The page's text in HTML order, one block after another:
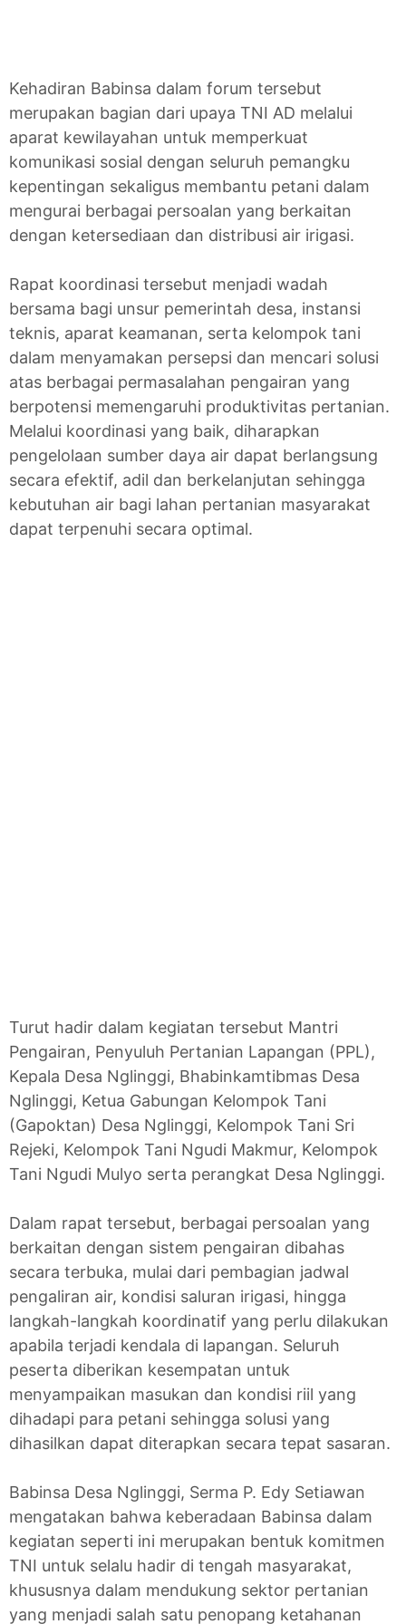
Kehadiran Babinsa dalam forum tersebut
merupakan bagian dari upaya TNI AD melalui
aparat kewilayahan untuk memperkuat
komunikasi sosial dengan seluruh pemangku
kepentingan sekaligus membantu petani dalam
mengurai berbagai persoalan yang berkaitan
dengan ketersediaan dan distribusi air irigasi.
Rapat koordinasi tersebut menjadi wadah
bersama bagi unsur pemerintah desa, instansi
teknis, aparat keamanan, serta kelompok tani
dalam menyamakan persepsi dan mencari solusi
atas berbagai permasalahan pengairan yang
berpotensi memengaruhi produktivitas pertanian.
Melalui koordinasi yang baik, diharapkan
pengelolaan sumber daya air dapat berlangsung
secara efektif, adil dan berkelanjutan sehingga
kebutuhan air bagi lahan pertanian masyarakat
dapat terpenuhi secara optimal.
Turut hadir dalam kegiatan tersebut Mantri
Pengairan, Penyuluh Pertanian Lapangan (PPL),
Kepala Desa Nglinggi, Bhabinkamtibmas Desa
Nglinggi, Ketua Gabungan Kelompok Tani
(Gapoktan) Desa Nglinggi, Kelompok Tani Sri
Rejeki, Kelompok Tani Ngudi Makmur, Kelompok
Tani Ngudi Mulyo serta perangkat Desa Nglinggi.
Dalam rapat tersebut, berbagai persoalan yang
berkaitan dengan sistem pengairan dibahas
secara terbuka, mulai dari pembagian jadwal
pengaliran air, kondisi saluran irigasi, hingga
langkah-langkah koordinatif yang perlu dilakukan
apabila terjadi kendala di lapangan. Seluruh
peserta diberikan kesempatan untuk
menyampaikan masukan dan kondisi riil yang
dihadapi para petani sehingga solusi yang
dihasilkan dapat diterapkan secara tepat sasaran.
Babinsa Desa Nglinggi, Serma P. Edy Setiawan
mengatakan bahwa keberadaan Babinsa dalam
kegiatan seperti ini merupakan bentuk komitmen
TNI untuk selalu hadir di tengah masyarakat,
khususnya dalam mendukung sektor pertanian
yang menjadi salah satu penopang ketahanan